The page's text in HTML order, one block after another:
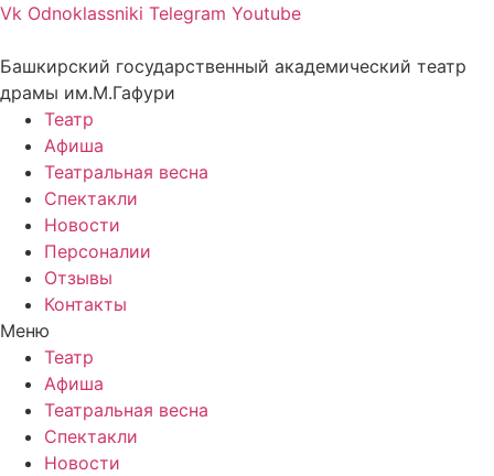
Vk Odnoklassniki Telegram Youtube
Башкирский государственный академический театр
драмы им.М.Гафури
Театр
Афиша
Театральная весна
Спектакли
Новости
Персоналии
Отзывы
Контакты
Меню
Театр
Афиша
Театральная весна
Спектакли
Новости